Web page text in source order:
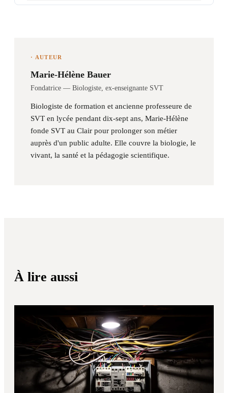
· AUTEUR
Marie-Hélène Bauer
Fondatrice — Biologiste, ex-enseignante SVT
Biologiste de formation et ancienne professeure de
SVT en lycée pendant dix-sept ans, Marie-Hélène
fonde SVT au Clair pour prolonger son métier
auprès d'un public adulte. Elle couvre la biologie, le
vivant, la santé et la pédagogie scientifique.
À lire aussi